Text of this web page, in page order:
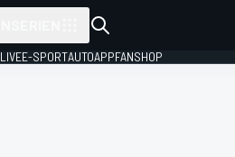
LIVEE-SPORTAUTOAPPFANSHOP